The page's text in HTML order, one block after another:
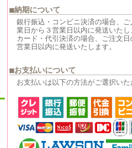
■納期について
銀行振込・コンビニ決済の場合、
業日から３営業日以内に発送いたし
カード・代引決済の場合、ご注文
営業日以内に発送いたします。
■お支払いについて
お支払いは以下の方法がご選択い